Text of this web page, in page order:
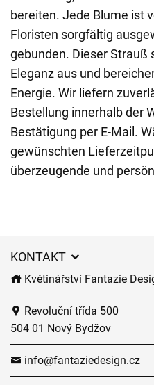
bereiten. Jede Blume ist
Floristen sorgfältig
gebunden. Dieser Strauß
Eleganz aus und
Energie. Wir liefern
Bestellung innerhalb der
Bestätigung per E-Mail.
gewünschten
überzeugende und
KONTAKT
Květinářství Fantazie
Revoluční třída 500
504 01 Nový Bydžov
info@fantaziedesign.cz